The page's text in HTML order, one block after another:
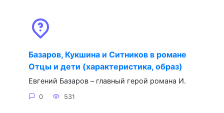
Базаров, Кукшина и Ситников в романе
Отцы и дети (характеристика, образ)
Евгений Базаров – главный герой романа И.
0 531